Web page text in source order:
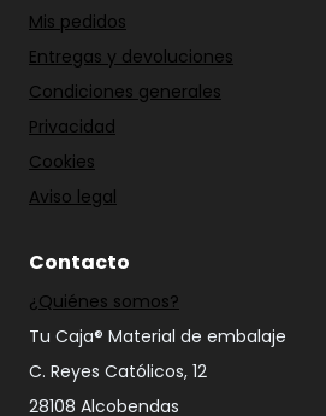
Mis pedidos
Entregas y devoluciones
Condiciones generales
Privacidad
Cookies
Aviso legal
Contacto
¿Quiénes somos?
Tu Caja® Material de embalaje
C. Reyes Católicos, 12
28108 Alcobendas